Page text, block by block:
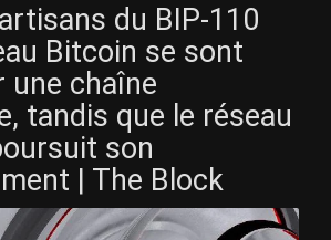
du BIP-110
Bitcoin se sont
une chaîne
tandis que le réseau
son
| The Block